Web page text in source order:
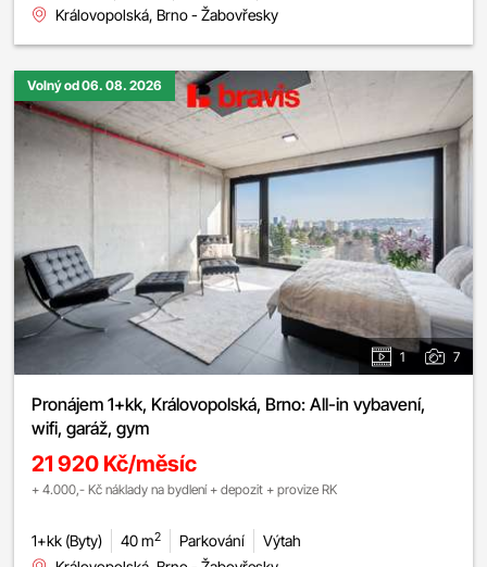
Královopolská, Brno - Žabovřesky
Volný od 06. 08. 2026
1 7
Pronájem 1+kk, Královopolská, Brno: All-in vybavení,
wifi, garáž, gym
21 920 Kč/měsíc
+ 4.000,- Kč náklady na bydlení + depozit + provize RK
1+kk (Byty) 40 m2 Parkování
Výtah